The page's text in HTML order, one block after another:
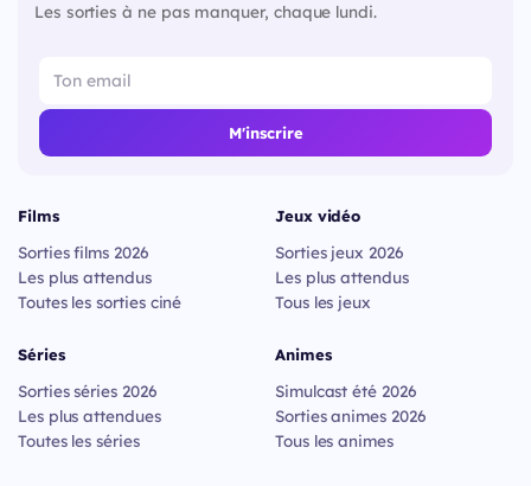
Les sorties à ne pas manquer, chaque lundi.
M'inscrire
Films
Sorties films 2026
Les plus attendus
Toutes les sorties ciné
Séries
Sorties séries 2026
Les plus attendues
Toutes les séries
Jeux vidéo
Sorties jeux 2026
Les plus attendus
Tous les jeux
Animes
Simulcast été 2026
Sorties animes 2026
Tous les animes